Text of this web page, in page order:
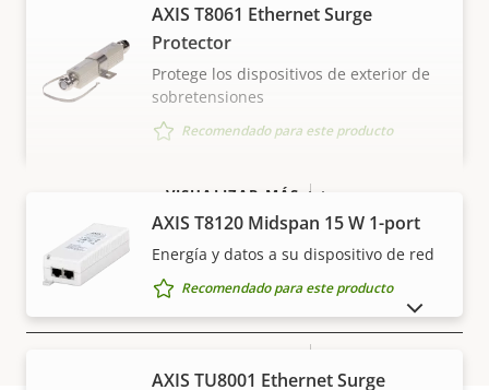
propiedad
Valor de
la
propiedad
Compatibilidad de audio
Seguridad
propiedad
la
propiedad
Arranque seguro Sí
Valor de
Enfoque remoto
VISUALIZAR MÁS
AXIS T8061 Ethernet Surge
Protector
Protege los dispositivos de exterior de
sobretensiones
Recomendado para este producto
AXIS T8120 Midspan 15 W 1-port
Energía y datos a su dispositivo de red
Recomendado para este producto
AXIS TU8001 Ethernet Surge